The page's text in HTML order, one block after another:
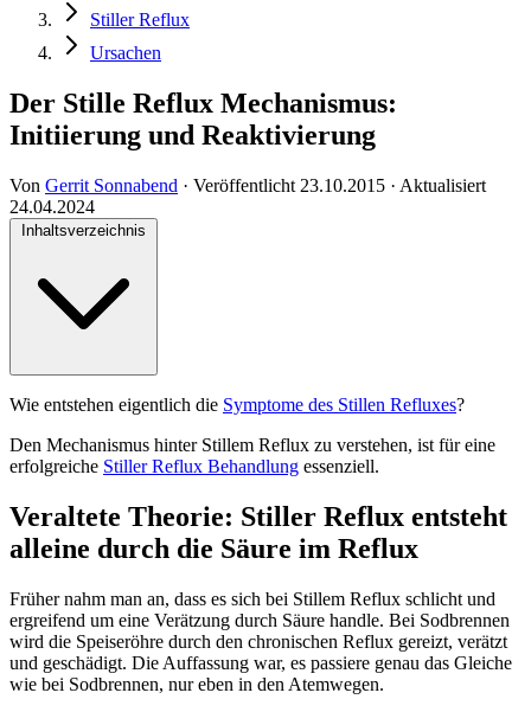
Stiller Reflux
Ursachen
Der Stille Reflux Mechanismus:
Initiierung und Reaktivierung
Von Gerrit Sonnabend · Veröffentlicht 23.10.2015 · Aktualisiert
24.04.2024
Inhaltsverzeichnis
Wie entstehen eigentlich die Symptome des Stillen Refluxes?
Den Mechanismus hinter Stillem Reflux zu verstehen, ist für eine
erfolgreiche Stiller Reflux Behandlung essenziell.
Veraltete Theorie: Stiller Reflux entsteht
alleine durch die Säure im Reflux
Früher nahm man an, dass es sich bei Stillem Reflux schlicht und
ergreifend um eine Verätzung durch Säure handle. Bei Sodbrennen
wird die Speiseröhre durch den chronischen Reflux gereizt, verätzt
und geschädigt. Die Auffassung war, es passiere genau das Gleiche
wie bei Sodbrennen, nur eben in den Atemwegen.